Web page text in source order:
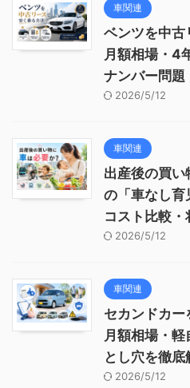
車関連
ベンツを中古
月額相場・4
ナンバー問題
2026/5/12
車関連
出産後の買
の「車なし育
コスト比較
2026/5/12
車関連
セカンドカー
月額相場・
とし穴を徹底
2026/5/12